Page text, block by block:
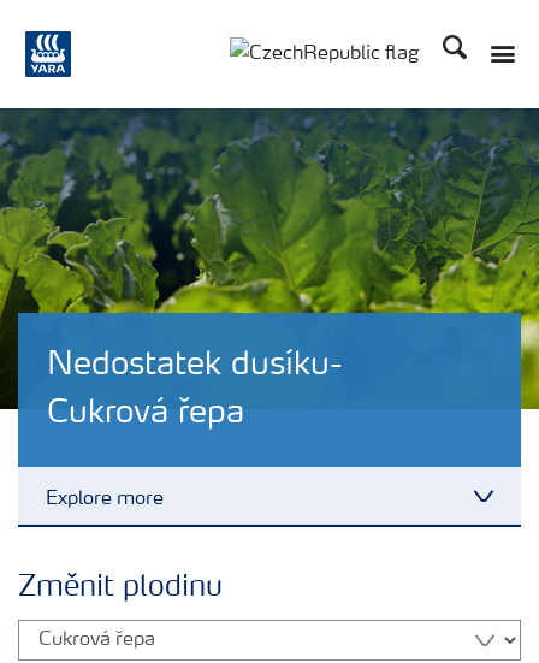
Hledat
Nedostatek dusíku-
Cukrová řepa
Explore more
Hnojiva
Změnit plodinu